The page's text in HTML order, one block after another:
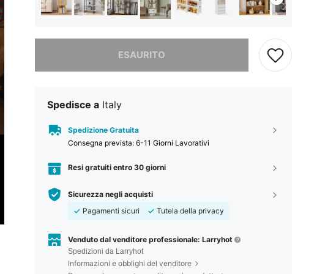
ESAURITO
Ci dispiace, questo prodotto è esaurito
Spedisce a Italy
Spedizione Gratuita
Consegna prevista: 6-11 Giorni Lavorativi
Resi gratuiti entro 30 giorni
Sicurezza negli acquisti
Pagamenti sicuri
Tutela della privacy
Venduto dal venditore professionale: Larryhot
Spedizioni da Larryhot
Informazioni e obblighi del venditore